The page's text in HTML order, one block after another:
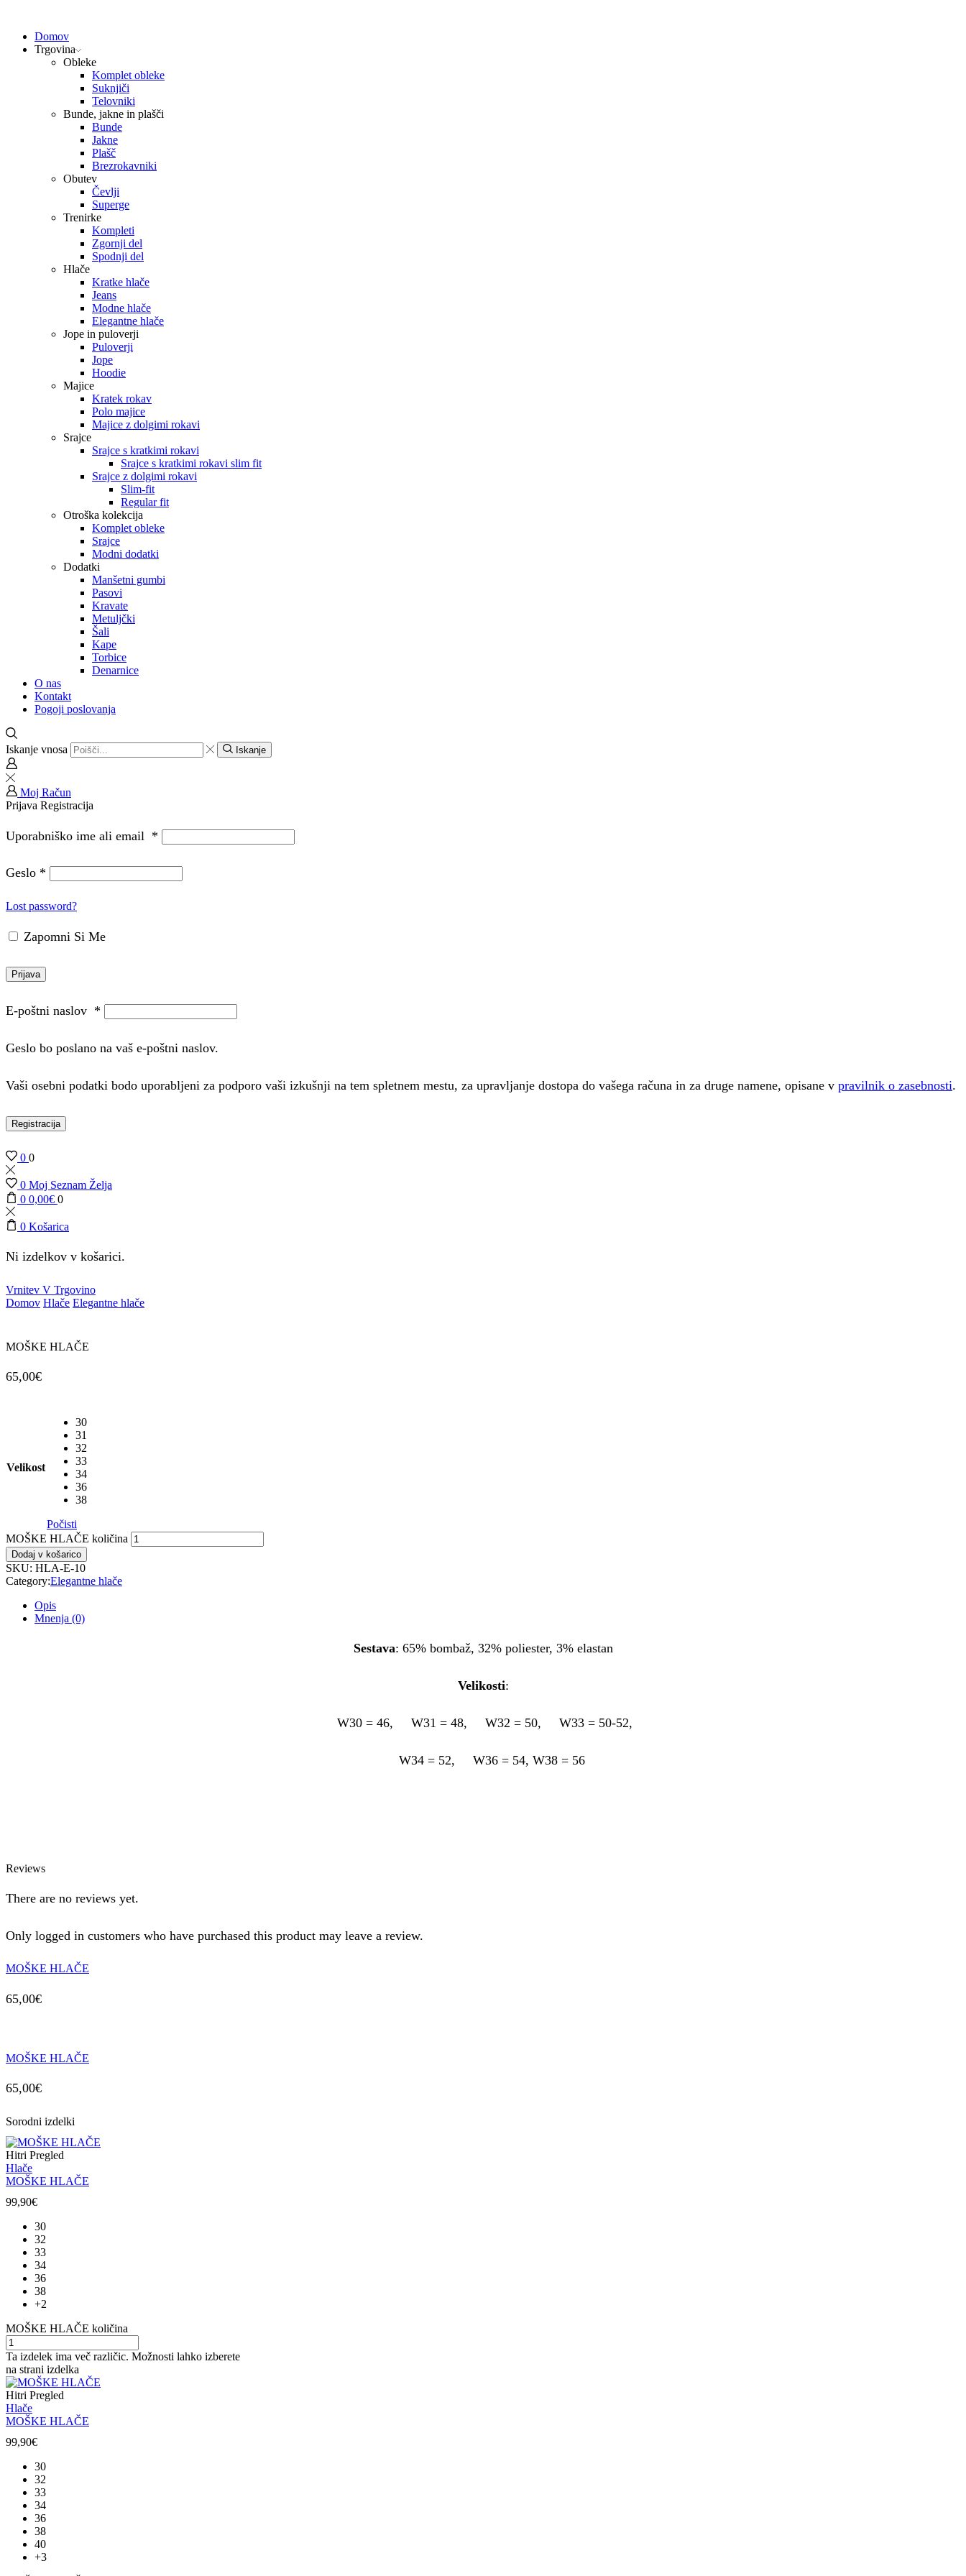
Domov
Trgovina
Obleke
Komplet obleke
Suknjiči
Telovniki
Bunde, jakne in plašči
Bunde
Jakne
Plašč
Brezrokavniki
Obutev
Čevlji
Superge
Trenirke
Kompleti
Zgornji del
Spodnji del
Hlače
Kratke hlače
Jeans
Modne hlače
Elegantne hlače
Jope in puloverji
Puloverji
Jope
Hoodie
Majice
Kratek rokav
Polo majice
Majice z dolgimi rokavi
Srajce
Srajce s kratkimi rokavi
Srajce s kratkimi rokavi slim fit
Srajce z dolgimi rokavi
Slim-fit
Regular fit
Otroška kolekcija
Komplet obleke
Srajce
Modni dodatki
Dodatki
Manšetni gumbi
Pasovi
Kravate
Metuljčki
Šali
Kape
Torbice
Denarnice
O nas
Kontakt
Pogoji poslovanja
Iskanje vnosa Iskanje
Moj Račun
Prijava Registracija
Uporabniško ime ali email *
Geslo *
Lost password?
Zapomni Si Me
Prijava
E-poštni naslov *
Geslo bo poslano na vaš e-poštni naslov.
Vaši osebni podatki bodo uporabljeni za podporo vaši izkušnji na tem spletnem mestu, za upravljanje dostopa do vašega računa in za druge namene, opisane v pravilnik o zasebnosti.
Registracija
0 0
0 Moj Seznam Želja
0 0,00€ 0
0 Košarica
Ni izdelkov v košarici.
Vrnitev V Trgovino
Domov Hlače Elegantne hlače
MOŠKE HLAČE
65,00€
Velikost
30
31
32
33
34
36
38
Počisti
MOŠKE HLAČE količina
Dodaj v košarico
SKU: HLA-E-10
Category:Elegantne hlače
Opis
Mnenja (0)
Sestava: 65% bombaž, 32% poliester, 3% elastan
Velikosti:
W30 = 46, W31 = 48, W32 = 50, W33 = 50-52,
W34 = 52, W36 = 54, W38 = 56
Reviews
There are no reviews yet.
Only logged in customers who have purchased this product may leave a review.
MOŠKE HLAČE
65,00€
MOŠKE HLAČE
65,00€
Sorodni izdelki
Hitri Pregled
Hlače
MOŠKE HLAČE
99,90€
30
32
33
34
36
38
+2
MOŠKE HLAČE količina
Ta izdelek ima več različic. Možnosti lahko izberete
na strani izdelka
Hitri Pregled
Hlače
MOŠKE HLAČE
99,90€
30
32
33
34
36
38
40
+3